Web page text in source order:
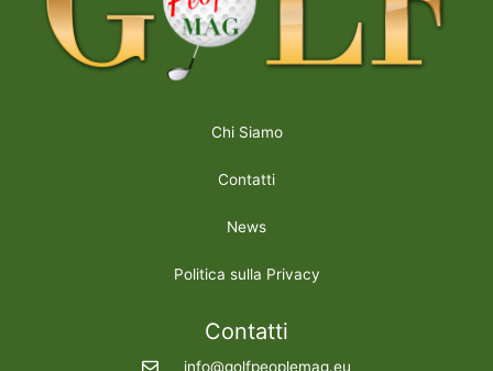
Chi Siamo
Contatti
News
Politica sulla Privacy
Contatti
info@golfpeoplemag.eu